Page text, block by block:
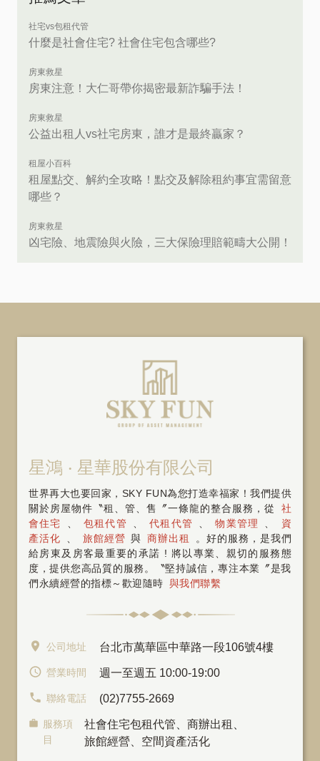
社宅vs包租代管
什麼是社會住宅? 社會住宅包含哪些?
房東救星
房東注意！大仁哥帶你揭密最新詐騙手法！
房東救星
公益出租人vs社宅房東，誰才是最終贏家？
租屋小百科
租屋點交、解約全攻略！點交及解除租約事宜需留意
哪些？
房東救星
凶宅險、地震險與火險，三大保險理賠範疇大公開！
星鴻 ‧ 星華股份有限公司
世界再大也要回家，SKY FUN為您打造幸福家！我們提供
關於房屋物件〝租、管、售〞一條龍的整合服務，從
社
會住宅
包租代管 代租代管 物業管理
資
產活化
旅館經營 與 商辦出租
。好的服務，是我們
給房東及房客最重要的承諾 ! 將以專業、親切的服務態
度，提供您高品質的服務。〝堅持誠信，專注本業〞是我
們永續經營的指標～歡迎隨時 與我們聯繫
公司地址 台北市萬華區中華路一段106號4樓
營業時間 週一至週五 10:00-19:00
聯絡電話 (02)7755-2669
服務項
目
社會住宅包租代管 、商辦出租
旅館經營、空間資產活化